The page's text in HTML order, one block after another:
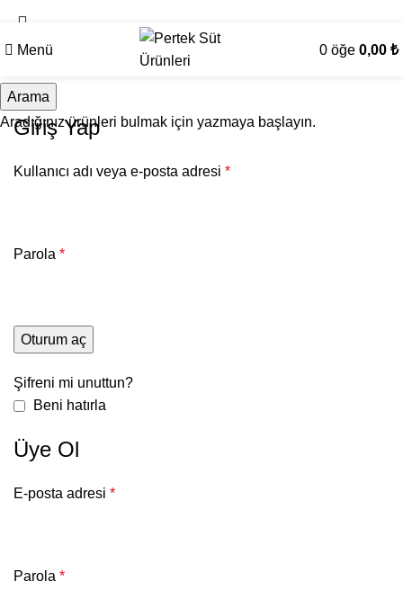
Menü 0 öğe 0,00 ₺
Giriş Yap
Kullanıcı adı veya e-posta adresi *
Parola *
Oturum aç
Şifreni mi unuttun?
Beni hatırla
Üye Ol
E-posta adresi *
Parola *
Arama
Aradığınız ürünleri bulmak için yazmaya başlayın.